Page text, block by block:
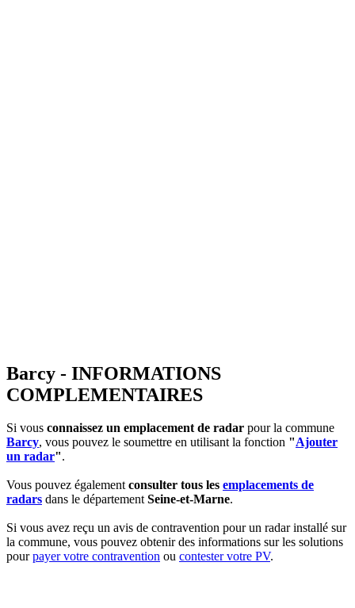
Barcy - INFORMATIONS
COMPLEMENTAIRES
Si vous connaissez un emplacement de radar pour la commune
Barcy, vous pouvez le soumettre en utilisant la fonction "Ajouter
un radar".
Vous pouvez égalementconsulter tous les emplacements de
radars dans le départementSeine-et-Marne.
Si vous avez reçu un avis de contravention pour un radar installé sur
la commune, vous pouvez obtenir des informations sur les solutions
pourpayer votre contravention ou contester votre PV.